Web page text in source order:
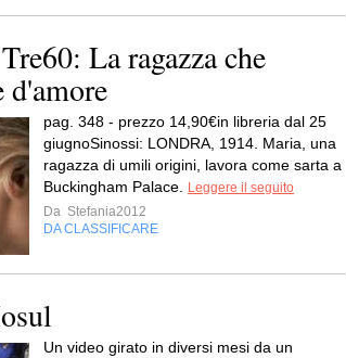
La ragazza che
d'amore
pag. 348 - prezzo 14,90€in libreria dal 25
giugnoSinossi: LONDRA, 1914. Maria, una
ragazza di umili origini, lavora come sarta a
Buckingham Palace.
Leggere il seguito
Da Stefania2012
DA CLASSIFICARE
Un video girato in diversi mesi da un